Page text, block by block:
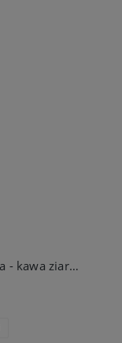
Pelican Rouge Calme 100% Arabica - kawa ziarnista 1kg